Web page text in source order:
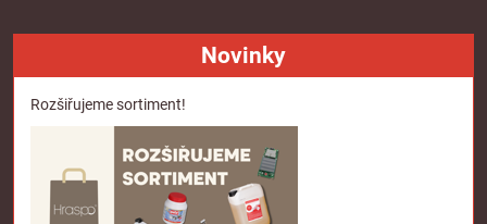
Novinky
Rozšiřujeme sortiment!